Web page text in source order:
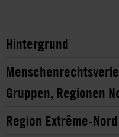
Hintergrund
Gruppen, Regionen
Region Extrême-Nord